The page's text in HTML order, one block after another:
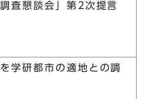
査懇談会」第2次提言
学研都市の適地との調